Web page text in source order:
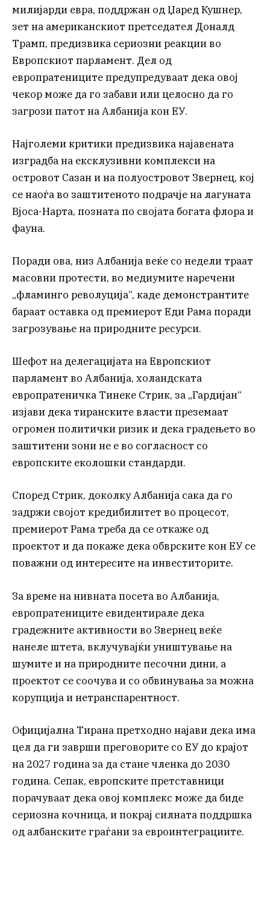
милијарди евра, поддржан од Џаред Кушнер,
зет на американскиот претседател Доналд
Трамп, предизвика сериозни реакции во
Европскиот парламент. Дел од
европратениците предупредуваат дека овој
чекор може да го забави или целосно да го
загрози патот на Албанија кон ЕУ.
Најголеми критики предизвика најавената
изградба на ексклузивни комплекси на
островот Сазан и на полуостровот Звернец, кој
се наоѓа во заштитеното подрачје на лагуната
Вјоса-Нарта, позната по својата богата флора и
фауна.
Поради ова, низ Албанија веќе со недели траат
масовни протести, во медиумите наречени
„фламинго револуција“, каде демонстрантите
бараат оставка од премиерот Еди Рама поради
загрозување на природните ресурси.
Шефот на делегацијата на Европскиот
парламент во Албанија, холандската
европратеничка Тинеке Стрик, за „Гардијан“
изјави дека тиранските власти преземаат
огромен политички ризик и дека градењето во
заштитени зони не е во согласност со
европските еколошки стандарди.
Според Стрик, доколку Албанија сака да го
задржи својот кредибилитет во процесот,
премиерот Рама треба да се откаже од
проектот и да покаже дека обврските кон ЕУ се
поважни од интересите на инвеститорите.
За време на нивната посета во Албанија,
европратениците евидентирале дека
градежните активности во Звернец веќе
нанеле штета, вклучувајќи уништување на
шумите и на природните песочни дини, а
проектот се соочува и со обвинувања за можна
корупција и нетранспарентност.
Официјална Тирана претходно најави дека има
цел да ги заврши преговорите со ЕУ до крајот
на 2027 година за да стане членка до 2030
година. Сепак, европските претставници
порачуваат дека овој комплекс може да биде
сериозна кочница, и покрај силната поддршка
од албанските граѓани за евроинтеграциите.